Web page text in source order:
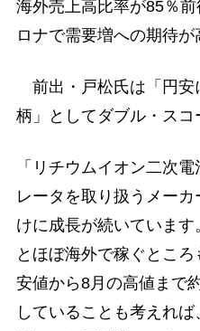
海外売上高比率が85％
ロナで需要増への期待が
前出・戸松氏は「円安
柄」としてダブル・スコ
「リチウムイオン二次
レータを取り扱うメー
けに成長が続いていま
とほぼ海外で稼ぐとこ
安値から8月の高値まで
していることも考えれ